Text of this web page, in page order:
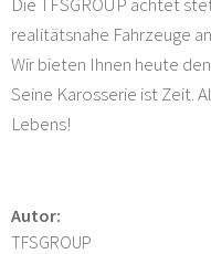
realitätsnahe Fahrzeuge
Wir bieten Ihnen heute
Seine Karosserie ist Zeit.
Lebens!
Autor:
TFSGROUP